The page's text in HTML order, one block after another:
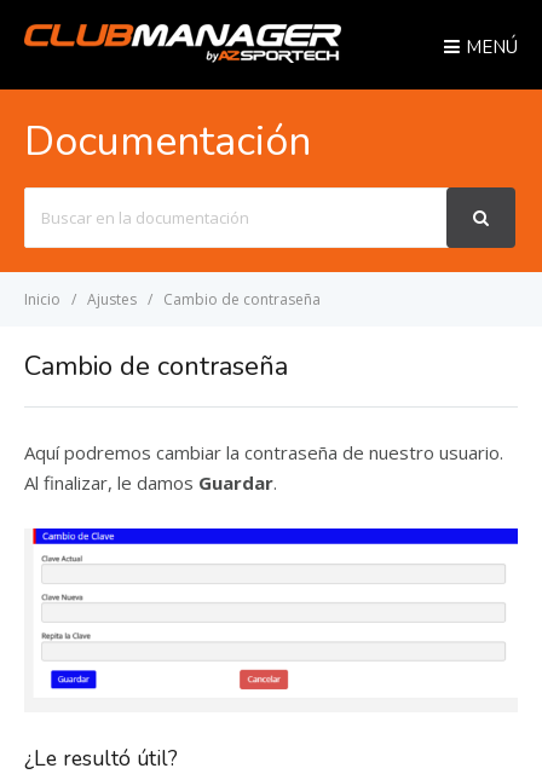
MENÚ
Documentación
Inicio Ajustes Cambio de contraseña
Cambio de contraseña
Aquí podremos cambiar la contraseña de nuestro usuario.
Al finalizar, le damos Guardar.
¿Le resultó útil?